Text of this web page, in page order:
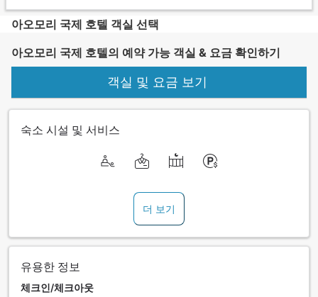
아오모리 국제 호텔 객실 선택
아오모리 국제 호텔의 예약 가능 객실 & 요금 확인하기
객실 및 요금 보기
숙소 시설 및 서비스
더 보기
유용한 정보
체크인/체크아웃